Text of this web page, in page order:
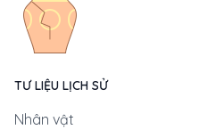
TƯ LIỆU LỊCH SỬ
Nhân vật